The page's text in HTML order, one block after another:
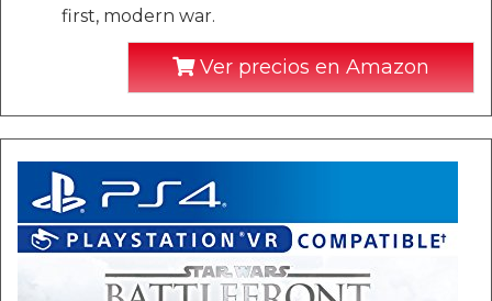
first, modern war.
Ver precios en Amazon